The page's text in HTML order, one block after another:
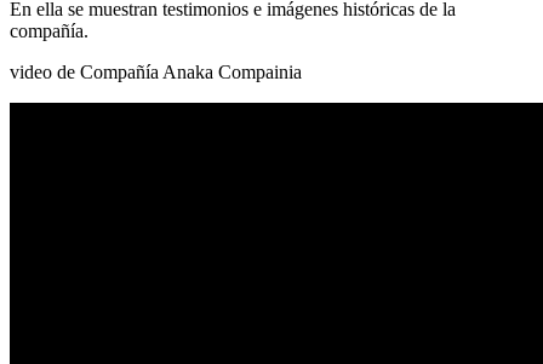
En ella se muestran testimonios e imágenes históricas de la
compañía.
video de Compañía Anaka Compainia